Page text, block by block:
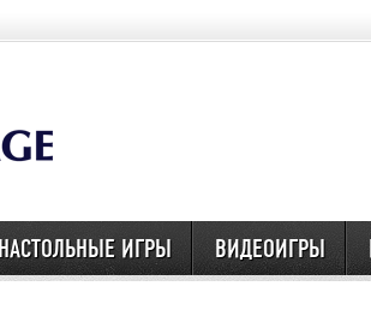
НАСТОЛЬНЫЕ ИГРЫ ВИДЕОИГРЫ